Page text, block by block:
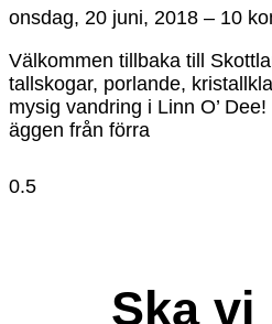
onsdag, 20 juni, 2018
10
Välkommen tillbaka till
tallskogar, porlande,
mysig vandring i Linn O’
äggen från förra
Ska vi